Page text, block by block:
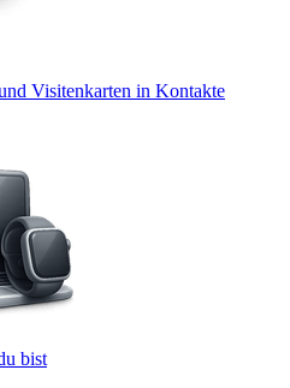
Visitenkarten in Kontakte
bist